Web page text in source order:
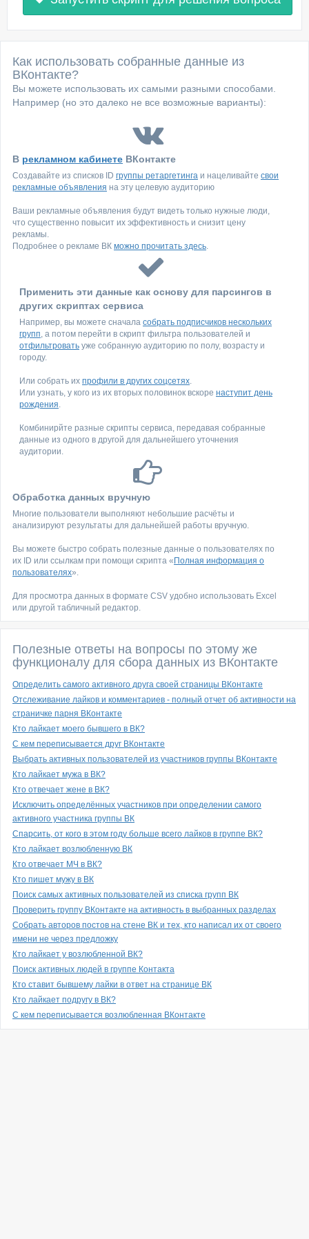
Как использовать собранные данные из
ВКонтакте?
Вы можете использовать их самыми разными способами.
Например (но это далеко не все возможные варианты):
В рекламном кабинете ВКонтакте
Создавайте из списков ID группы ретаргетинга и нацеливайте свои
рекламные объявления на эту целевую аудиторию
Ваши рекламные объявления будут видеть только нужные люди,
что существенно повысит их эффективность и снизит цену
рекламы.
Подробнее о рекламе ВК можно прочитать здесь.
Применить эти данные как основу для парсингов в
других скриптах сервиса
Например, вы можете сначала собрать подписчиков нескольких
групп, а потом перейти в скрипт фильтра пользователей и
отфильтровать уже собранную аудиторию по полу, возрасту и
городу.
Или собрать их профили в других соцсетях.
Или узнать, у кого из их вторых половинок вскоре наступит день
рождения.
Комбинирйте разные скрипты сервиса, передавая собранные
данные из одного в другой для дальнейшего уточнения
аудитории.
Обработка данных вручную
Многие пользователи выполняют небольшие расчёты и
анализируют результаты для дальнейшей работы вручную.
Вы можете быстро собрать полезные данные о пользователях по
их ID или ссылкам при помощи скрипта « Полная информация о
пользователях».
Для просмотра данных в формате CSV удобно использовать Excel
или другой табличный редактор.
Полезные ответы на вопросы по этому же
функционалу для сбора данных из ВКонтакте
Определить самого активного друга своей страницы ВКонтакте
Отслеживание лайков и комментариев - полный отчет об активности на
страничке парня ВКонтакте
Кто лайкает моего бывшего в ВК?
С кем переписывается друг ВКонтакте
Выбрать активных пользователей из участников группы ВКонтакте
Кто лайкает мужа в ВК?
Кто отвечает жене в ВК?
Исключить определённых участников при определении самого
активного участника группы ВК
Спарсить, от кого в этом году больше всего лайков в группе ВК?
Кто лайкает возлюбленную ВК
Кто отвечает МЧ в ВК?
Кто пишет мужу в ВК
Поиск самых активных пользователей из списка групп ВК
Проверить группу ВКонтакте на активность в выбранных разделах
Собрать авторов постов на стене ВК и тех, кто написал их от своего
имени не через предложку
Кто лайкает у возлюбленной ВК?
Поиск активных людей в группе Контакта
Кто ставит бывшему лайки в ответ на странице ВК
Кто лайкает подругу в ВК?
С кем переписывается возлюбленная ВКонтакте